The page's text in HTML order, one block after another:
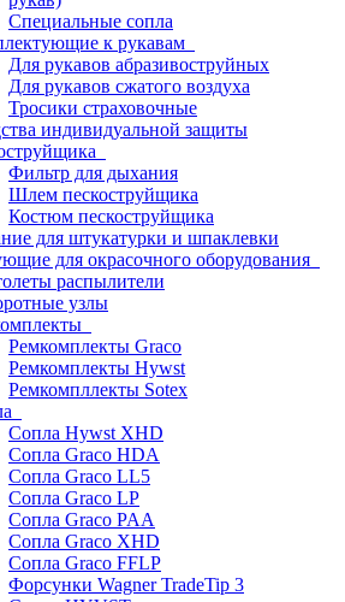
Специальные сопла
к рукавам
Для рукавов абразивоструйных
Для рукавов сжатого воздуха
Тросики страховочные
индивидуальной защиты
Фильтр для дыхания
Шлем пескоструйщика
Костюм пескоструйщика
для штукатурки и шпаклевки
для окрасочного оборудования
распылители
узлы
Ремкомплекты Graco
Ремкомплекты Hywst
Ремкомпллекты Sotex
Сопла Hywst XHD
Сопла Graco HDA
Сопла Graco LL5
Сопла Graco LP
Сопла Graco PAA
Сопла Graco XHD
Сопла Graco FFLP
Форсунки Wagner TradeTip 3